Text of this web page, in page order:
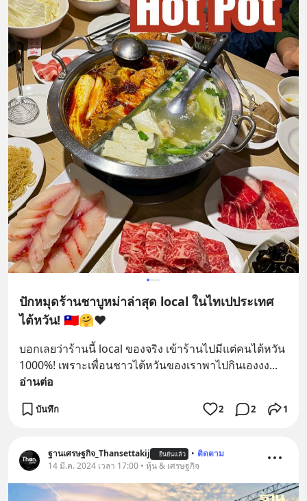
ปักหมุดร้านชาบูหม่าล่าสุด local ในไทเปประเทศ
ไต้หวัน! 🇹🇼🤗❤️
บอกเลยว่าร้านนี้ local ของจริง เข้าร้านไปมีแต่คนไต้หวัน
1000%! เพราะเพื่อนชาวไต้หวันของเราพาไปกินเองงง
อ่านต่อ
บันทึก 2 2 1
ฐานเศรษฐกิจ_Thansettakij ยืนยันแล้ว • ติดตาม
14 มี.ค. 2024 เวลา 17:00 • หุ้น & เศรษฐกิจ